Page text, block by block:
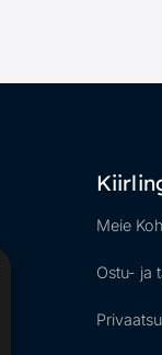
Meie
Ostu- ja